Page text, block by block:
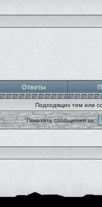
Ответы
Подходящих тем или
Показать сообщения за: